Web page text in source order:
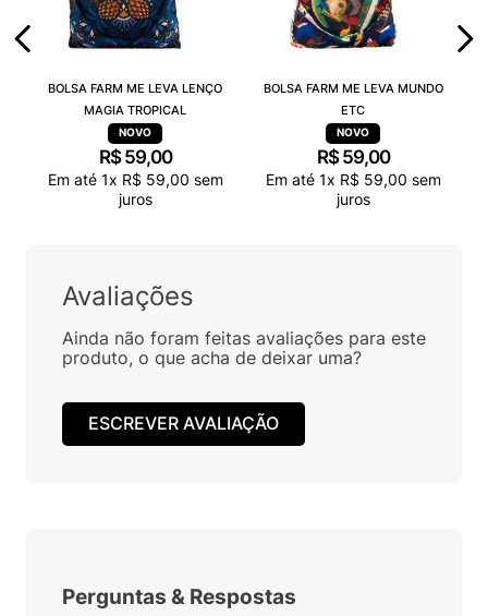
BOLSA FARM ME LEVA LENÇO
MAGIA TROPICAL
R$ 59,00
Em até 1x R$ 59,00 sem
juros
BOLSA FARM ME LEVA MUNDO
ETC
R$ 59,00
Em até 1x R$ 59,00 sem
juros
Avaliações
Ainda não foram feitas avaliações para este
produto, o que acha de deixar uma?
ESCREVER AVALIAÇÃO
Perguntas & Respostas